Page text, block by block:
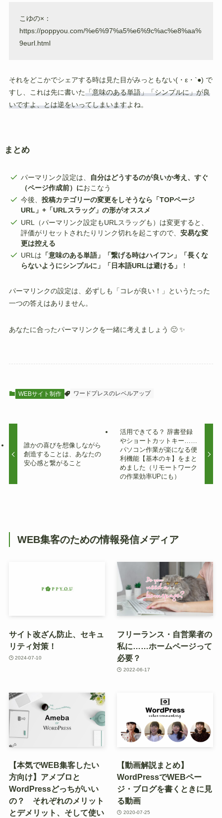
こゆの×：
https://poppyou.com/%e6%97%a5%e6%9c%ac%e8%aa%
9eurl.html
それをどこかでシェアする時は見た目がみっともない(・ε・`●) で
すし、これは先に書いた「意味のある単語」「シンプルに」が良
いですよ、とは逆をいってしまいますよね。
まとめ
パーマリンク設定は、 自分はどうするのが良いか考え、すぐ
（ページ作成前）におこなう
今後、投稿カテゴリーの変更をしそうなら「TOPページ
URL」+「URLスラッグ」の形がオススメ
URL（パーマリンク設定もURLスラッグも）は変更すると、
評価がリセットされたりリンク切れを起こすので、安易な変
更は控える
URLは 「意味のある単語」「繋げる時はハイフン」「長くな
らないようにシンプルに」「日本語URLは避ける」
！
パーマリンクの設定は、必ずしも「コレが良い！」というたった
一つの答えはありません。
あなたに合ったパーマリンクを一緒に考えましょう 🙂 ✨
WEBサイト制作 ワードプレスのレベルアップ
誰かの喜びを想像しながら
創造することは、あなたの
安心感と繋がること
活用できてる？ 辞書登録
やショートカットキー……
パソコン作業が楽になる便
利機能【基本のキ】をまと
めました（リモートワーク
の作業効率UPにも）
WEB集客のための情報発信メディア
サイト改ざん防止、セキュ
リティ対策！
2024-07-10
フリーランス・自営業者の
私に……ホームページって
必要？
2022-06-17
【本気でWEB集客したい
方向け】アメブロと
WordPressどっちがいい
の？ それぞれのメリット
とデメリット、そして使い
【動画解説まとめ】
WordPressでWEBペー
ジ・ブログを書くときに見
る動画
2020-07-25